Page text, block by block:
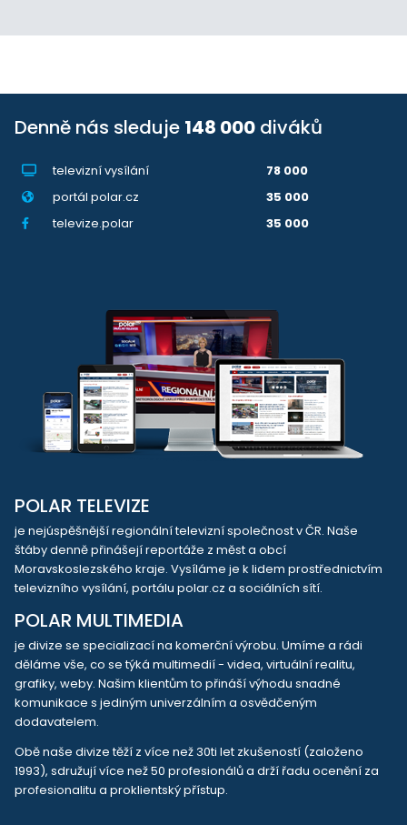
Denně nás sleduje 148 000 diváků
televizní vysílání
78 000
portál polar.cz
35 000
televize.polar
35 000
POLAR TELEVIZE
je nejúspěšnější regionální televizní společnost v ČR. Naše
štáby denně přinášejí reportáže z měst a obcí
Moravskoslezského kraje. Vysíláme je k lidem prostřednictvím
televizního vysílání, portálu polar.cz a sociálních sítí.
POLAR MULTIMEDIA
je divize se specializací na komerční výrobu. Umíme a rádi
děláme vše, co se týká multimedií - videa, virtuální realitu,
grafiky, weby. Našim klientům to přináší výhodu snadné
komunikace s jediným univerzálním a osvědčeným
dodavatelem.
Obě naše divize těží z více než 30ti let zkušeností (založeno
1993), sdružují více než 50 profesionálů a drží řadu ocenění za
profesionalitu a proklientský přístup.